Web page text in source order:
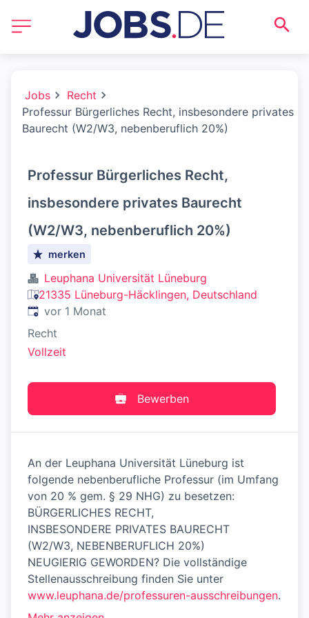
Jobs
Recht
Professur Bürgerliches Recht, insbesondere privates
Baurecht (W2/W3, nebenberuflich 20%)
Professur Bürgerliches Recht,
insbesondere privates Baurecht
(W2/W3, nebenberuflich 20%)
merken
Leuphana Universität Lüneburg
21335 Lüneburg-Häcklingen, Deutschland
Veröffentlicht:
vor 1 Monat
Recht
Vollzeit
Bewerben
An der Leuphana Universität Lüneburg ist
folgende nebenberufliche Professur (im Umfang
von 20 % gem. § 29 NHG) zu besetzen:
BÜRGERLICHES RECHT,
INSBESONDERE PRIVATES BAURECHT
(W2/W3, NEBENBERUFLICH 20%)
NEUGIERIG GEWORDEN? Die vollständige
Stellenausschreibung finden Sie unter
www.leuphana.de/professuren-ausschreibungen.